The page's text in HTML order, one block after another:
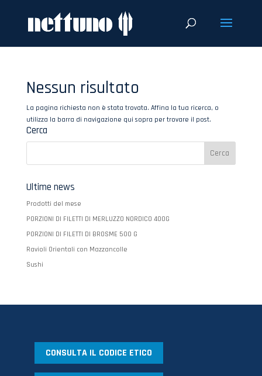
Nessun risultato
La pagina richiesta non è stata trovata. Affina la tua ricerca, o
utilizza la barra di navigazione qui sopra per trovare il post.
Cerca
Ultime news
Prodotti del mese
PORZIONI DI FILETTI DI MERLUZZO NORDICO 400G
PORZIONI DI FILETTI DI BROSME 500 G
Ravioli Orientali con Mazzancolle
Sushi
CONSULTA IL CODICE ETICO